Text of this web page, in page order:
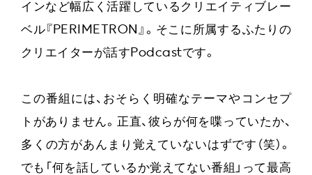
インなど幅広く活躍しているクリエイティブレー
ベル『PERIMETRON』。そこに所属するふたりの
クリエイターが話すPodcastです。
この番組には、おそらく明確なテーマやコンセプ
トがありません。正直、彼らが何を喋っていたか、
多くの方があんまり覚えていないはずです（笑）。
でも「何を話しているか覚えてない番組」って最高